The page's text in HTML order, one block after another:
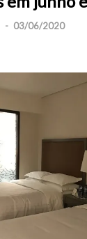
- 03/06/2020